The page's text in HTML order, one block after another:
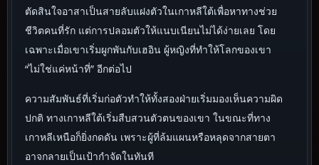
ตัดสินใจอาสาเป็นสายลับแฝงตัวในเกาหลีใต้เพื่อหาทางช่วย
ชีวิตคนที่รัก แต่การปลอมตัวให้แนบเนียนไม่ได้ง่ายเลย โดย
เฉพาะเมื่อเขาเริ่มผูกพันกับเฮอิน ผู้หญิงที่ทำให้โลกของเขา
“ไม่ใช่แค่หน้าที่” อีกต่อไป
ความสัมพันธ์ที่เริ่มก่อตัวทำให้ทั้งสองฝ่ายเริ่มมองเห็นความผิด
ปกติ ทางเกาหลีใต้เริ่มสืบสวนตัวตนของเขา ในขณะที่ทาง
เกาหลีเหนือก็ยิ่งกดดัน เพราะผู้ที่ล้มแผนหรือหลุดจากสายตา
อาจกลายเป็นเป้ากำจัดในทันที